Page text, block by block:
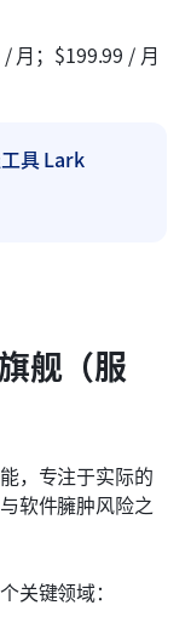
月；$199.99 / 月
具 Lark
舰（服
，专注于实际的
软件臃肿风险之
关键领域：